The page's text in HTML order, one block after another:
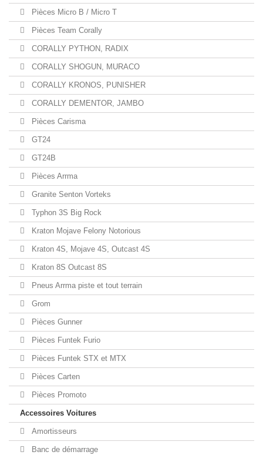
Pièces Micro B / Micro T
Pièces Team Corally
CORALLY PYTHON, RADIX
CORALLY SHOGUN, MURACO
CORALLY KRONOS, PUNISHER
CORALLY DEMENTOR, JAMBO
Pièces Carisma
GT24
GT24B
Pièces Arrma
Granite Senton Vorteks
Typhon 3S Big Rock
Kraton Mojave Felony Notorious
Kraton 4S, Mojave 4S, Outcast 4S
Kraton 8S Outcast 8S
Pneus Arrma piste et tout terrain
Grom
Pièces Gunner
Pièces Funtek Furio
Pièces Funtek STX et MTX
Pièces Carten
Pièces Promoto
Accessoires Voitures
Amortisseurs
Banc de démarrage